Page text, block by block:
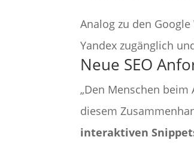
Analog zu den
Yandex zugänglich
Neue SEO
„Den Menschen
diesem
interaktiven